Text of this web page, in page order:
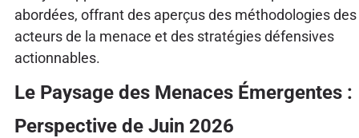
abordées, offrant des aperçus des méthodologies des
acteurs de la menace et des stratégies défensives
actionnables.
Le Paysage des Menaces Émergentes :
Perspective de Juin 2026